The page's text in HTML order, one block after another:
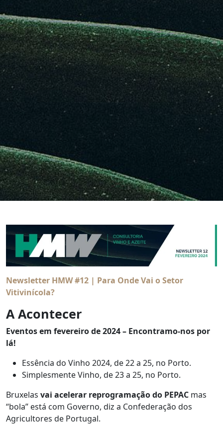
Newsletter HMW #12 | Para Onde Vai o Setor
Vitivinícola?
A Acontecer
Eventos em fevereiro de 2024 – Encontramo-nos por
lá!
Essência do Vinho 2024, de 22 a 25, no Porto.
Simplesmente Vinho, de 23 a 25, no Porto.
Bruxelas vai acelerar reprogramação do PEPAC mas
“bola” está com Governo, diz a Confederação dos
Agricultores de Portugal.